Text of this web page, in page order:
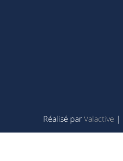
Réalisé parValactive |